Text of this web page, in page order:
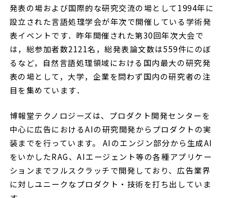
発表の場および国際的な研究交流の場として1994年に
設立された言語処理学会が年次で開催している学術発
表イベントです．昨年開催された第30回年次大会で
は，総参加者数2121名，総発表論文数は559件にのぼ
るなど，自然言語処理領域における国内最大の研究発
表の場として，大学，企業を問わず国内の研究者の注
目を集めています．
博報堂テクノロジーズは、プロダクト開発センターを
中心に広告におけるAIの研究開発からプロダクトの実
装までを行っています。 AIのエンジン部分から生成AI
をいかしたRAG、AIエージェント等の各種アプリケー
ションまでフルスクラッチで開発しており、広告業界
に対しユニークなプロダクト・技術を打ち出していま